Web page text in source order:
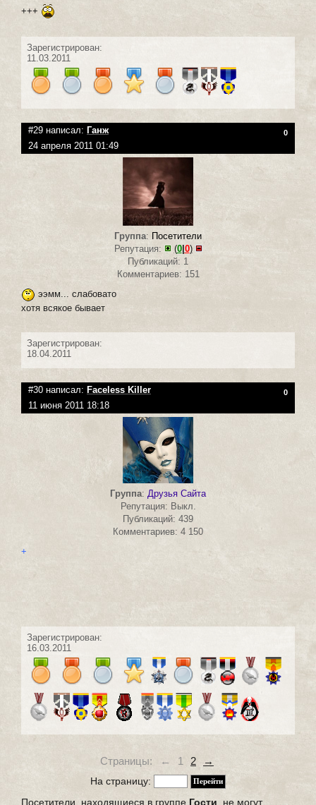
+++
Зарегистрирован:
11.03.2011
#29 написал: Ганж 0
24 апреля 2011 01:49
Группа: Посетители
Репутация:
(0|0)
Публикаций: 1
Комментариев: 151
ээмм... слабовато
хотя всякое бывает
Зарегистрирован:
18.04.2011
#30 написал: Faceless Killer 0
11 июня 2011 18:18
Группа: Друзья Сайта
Репутация: Выкл.
Публикаций: 439
Комментариев: 4 150
+
Зарегистрирован:
16.03.2011
Страницы: ← 1 2 →
На страницу:
Посетители, находящиеся в группе Гости , не могут